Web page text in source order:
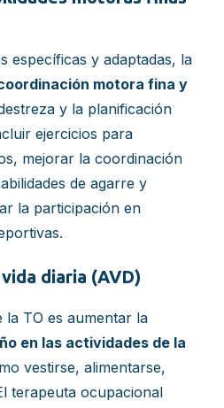
específicas y adaptadas, la
motora fina y
y la planificación
ejercicios para
mejorar la coordinación
de agarre y
la participación en
diaria (AVD)
TO es aumentar la
en las actividades de la
vestirse, alimentarse,
terapeuta ocupacional